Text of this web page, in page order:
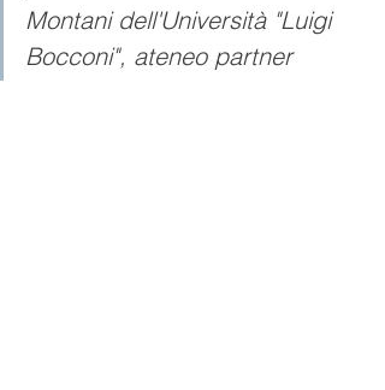
Montani dell'Università "Luigi
Bocconi", ateneo partner